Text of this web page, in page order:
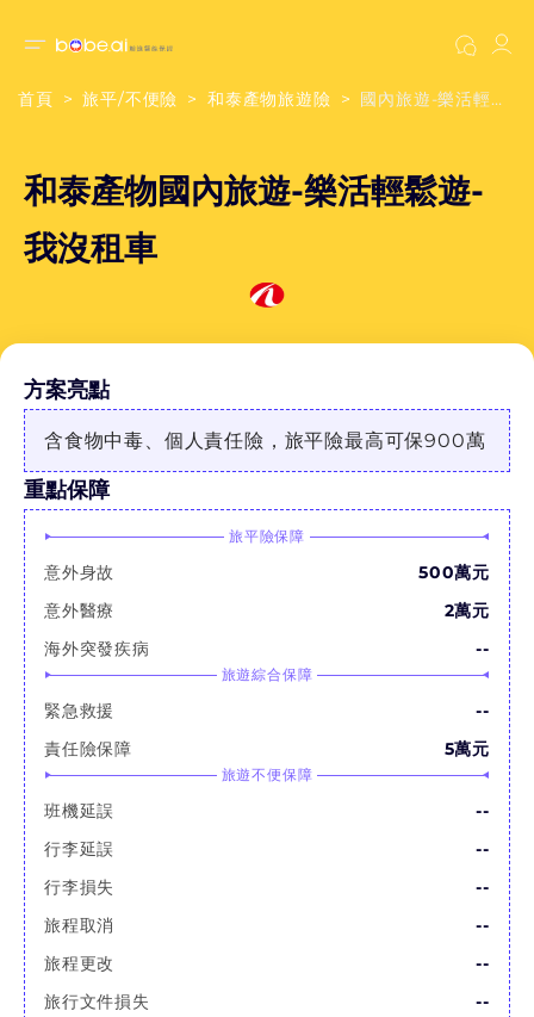
首頁 旅平/不便險 和泰產物旅遊險 國內旅遊-樂活輕鬆遊-我沒租車
和泰產物國內旅遊-樂活輕鬆遊-
我沒租車
方案亮點
含食物中毒、個人責任險，旅平險最高可保900萬
重點保障
旅平險保障
意外身故
500萬元
意外醫療
2萬元
海外突發疾病
--
旅遊綜合保障
緊急救援
--
責任險保障
5萬元
旅遊不便保障
班機延誤
--
行李延誤
--
行李損失
--
旅程取消
--
旅程更改
--
旅行文件損失
--